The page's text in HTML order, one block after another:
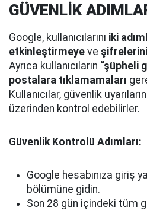
GÜVENLİK
Google, kullanıcılarını iki
etkinleştirmeye ve
Ayrıca kullanıcıların “şüpheli
postalara tıklamamaları
Kullanıcılar, güvenlik
üzerinden kontrol edebilirler.
Güvenlik Kontrolü Adımları:
Google hesabınıza giriş
bölümüne gidin.
Son 28 gün içindeki tüm